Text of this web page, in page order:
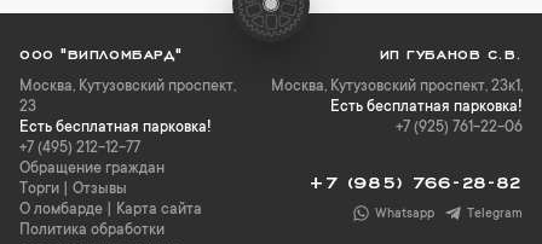
ООО "ВИПЛОМБАРД"
Москва, Кутузовский проспект,
23
Есть бесплатная парковка!
+7 (495) 212-12-77
Обращение граждан
Торги
Отзывы
О ломбарде
Карта сайта
Политика обработки
ИП ГУБАНОВ С.В.
Москва, Кутузовский проспект, 23к1,
Есть бесплатная парковка!
+7 (925) 761-22-06
+7 (985) 766-28-82
Whatsapp Telegram